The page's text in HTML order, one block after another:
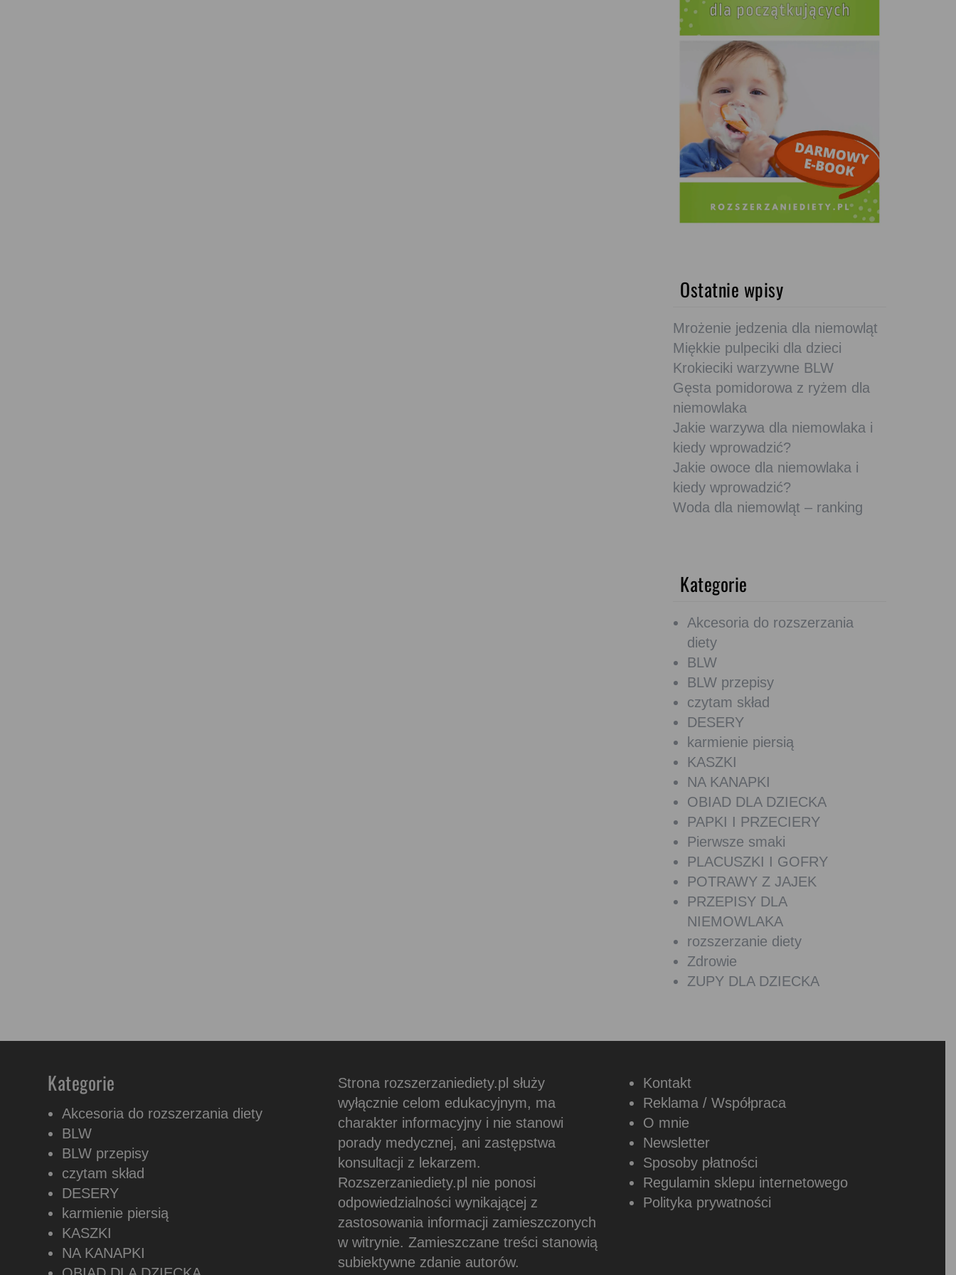
Ostatnie wpisy
Mrożenie jedzenia dla niemowląt
Miękkie pulpeciki dla dzieci
Krokieciki warzywne BLW
Gęsta pomidorowa z ryżem dla
niemowlaka
Jakie warzywa dla niemowlaka i
kiedy wprowadzić?
Jakie owoce dla niemowlaka i
kiedy wprowadzić?
Woda dla niemowląt – ranking
Kategorie
Akcesoria do rozszerzania
diety
BLW
BLW przepisy
czytam skład
DESERY
karmienie piersią
KASZKI
NA KANAPKI
OBIAD DLA DZIECKA
PAPKI I PRZECIERY
Pierwsze smaki
PLACUSZKI I GOFRY
POTRAWY Z JAJEK
PRZEPISY DLA
NIEMOWLAKA
rozszerzanie diety
Zdrowie
ZUPY DLA DZIECKA
Kategorie
Akcesoria do rozszerzania diety
BLW
BLW przepisy
czytam skład
DESERY
karmienie piersią
KASZKI
NA KANAPKI
Strona rozszerzaniediety.pl służy
wyłącznie celom edukacyjnym, ma
charakter informacyjny i nie stanowi
porady medycznej, ani zastępstwa
konsultacji z lekarzem.
Rozszerzaniediety.pl nie ponosi
odpowiedzialności wynikającej z
zastosowania informacji zamieszczonych
w witrynie. Zamieszczane treści stanowią
subiektywne zdanie autorów.
Kontakt
Reklama / Współpraca
O mnie
Newsletter
Sposoby płatności
Regulamin sklepu internetowego
Polityka prywatności